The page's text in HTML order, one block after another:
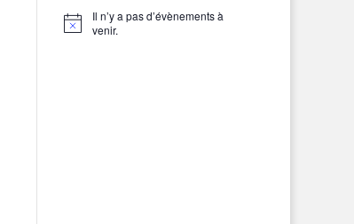
Notice
Il n’y a pas d’évènements à
venir.